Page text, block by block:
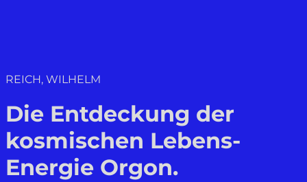
REICH, WILHELM
Die Entdeckung der
kosmischen Lebens-
Energie Orgon.